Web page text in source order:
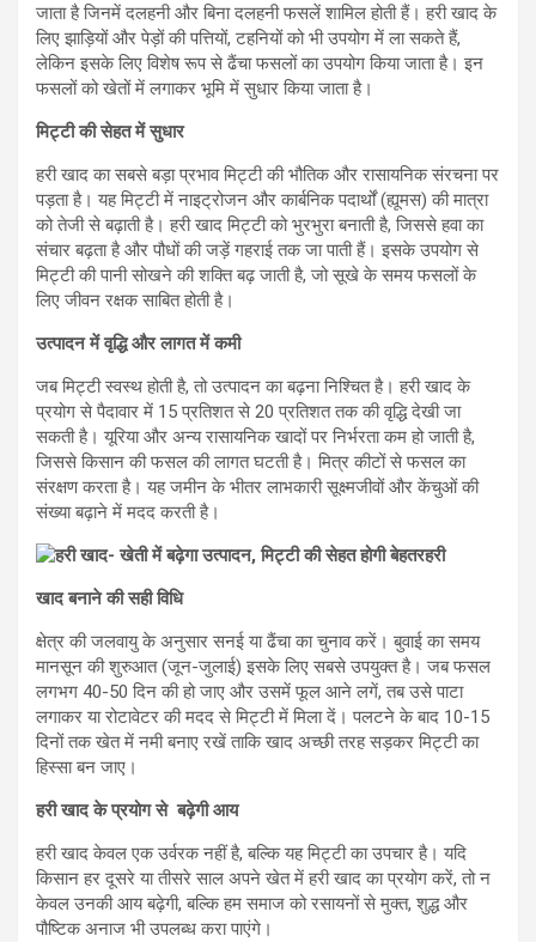
जाता है जिनमें दलहनी और बिना दलहनी फसलें शामिल होती हैं। हरी खाद के
लिए झाड़ियों और पेड़ों की पत्तियों, टहनियों को भी उपयोग में ला सकते हैं,
लेकिन इसके लिए विशेष रूप से ढैंचा फसलों का उपयोग किया जाता है। इन
फसलों को खेतों में लगाकर भूमि में सुधार किया जाता है।
मिट्टी की सेहत में सुधार
हरी खाद का सबसे बड़ा प्रभाव मिट्टी की भौतिक और रासायनिक संरचना पर
पड़ता है। यह मिट्टी में नाइट्रोजन और कार्बनिक पदार्थों (ह्यूमस) की मात्रा
को तेजी से बढ़ाती है। हरी खाद मिट्टी को भुरभुरा बनाती है, जिससे हवा का
संचार बढ़ता है और पौधों की जड़ें गहराई तक जा पाती हैं। इसके उपयोग से
मिट्टी की पानी सोखने की शक्ति बढ़ जाती है, जो सूखे के समय फसलों के
लिए जीवन रक्षक साबित होती है।
उत्पादन में वृद्धि और लागत में कमी
जब मिट्टी स्वस्थ होती है, तो उत्पादन का बढ़ना निश्चित है। हरी खाद के
प्रयोग से पैदावार में 15 प्रतिशत से 20 प्रतिशत तक की वृद्धि देखी जा
सकती है। यूरिया और अन्य रासायनिक खादों पर निर्भरता कम हो जाती है,
जिससे किसान की फसल की लागत घटती है। मित्र कीटों से फसल का
संरक्षण करता है। यह जमीन के भीतर लाभकारी सूक्ष्मजीवों और केंचुओं की
संख्या बढ़ाने में मदद करती है।
हरी
खाद बनाने की सही विधि
क्षेत्र की जलवायु के अनुसार सनई या ढैंचा का चुनाव करें। बुवाई का समय
मानसून की शुरुआत (जून-जुलाई) इसके लिए सबसे उपयुक्त है। जब फसल
लगभग 40-50 दिन की हो जाए और उसमें फूल आने लगें, तब उसे पाटा
लगाकर या रोटावेटर की मदद से मिट्टी में मिला दें। पलटने के बाद 10-15
दिनों तक खेत में नमी बनाए रखें ताकि खाद अच्छी तरह सड़कर मिट्टी का
हिस्सा बन जाए।
हरी खाद के प्रयोग से बढ़ेगी आय
हरी खाद केवल एक उर्वरक नहीं है, बल्कि यह मिट्टी का उपचार है। यदि
किसान हर दूसरे या तीसरे साल अपने खेत में हरी खाद का प्रयोग करें, तो न
केवल उनकी आय बढ़ेगी, बल्कि हम समाज को रसायनों से मुक्त, शुद्ध और
पौष्टिक अनाज भी उपलब्ध करा पाएंगे।